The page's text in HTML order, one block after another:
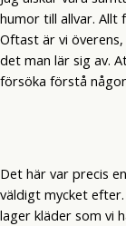
humor till allvar. Allt
Oftast är vi
det man lär sig av.
försöka förstå
Det här var precis
väldigt mycket
lager kläder som vi